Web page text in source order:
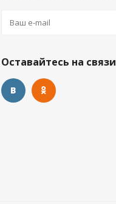
Оставайтесь на связи